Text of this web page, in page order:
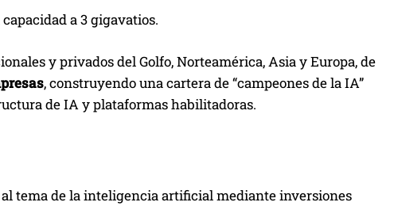
a 3 gigavatios.
y privados del Golfo, Norteamérica, Asia y Europa, de
, construyendo una cartera de “campeones de la IA”
de IA y plataformas habilitadoras.
tema de la inteligencia artificial mediante inversiones